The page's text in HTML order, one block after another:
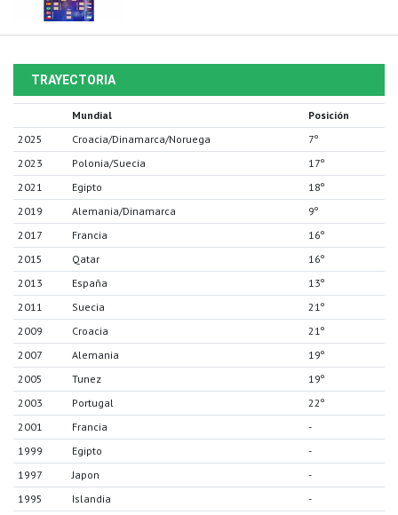
TRAYECTORIA
Mundial
Posición
2025
Croacia/Dinamarca/Noruega
7º
2023
Polonia/Suecia
17º
2021
Egipto
18º
2019
Alemania/Dinamarca
9º
2017
Francia
16º
2015
Qatar
16º
2013
España
13º
2011
Suecia
21º
2009
Croacia
21º
2007
Alemania
19º
2005
Tunez
19º
2003
Portugal
22º
2001
Francia
-
1999
Egipto
-
1997
Japon
-
1995
Islandia
-